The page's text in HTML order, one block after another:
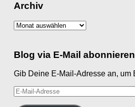
Archiv
Archiv
Blog via E-Mail abonnieren
Gib Deine E-Mail-Adresse an,
E-
Mail-